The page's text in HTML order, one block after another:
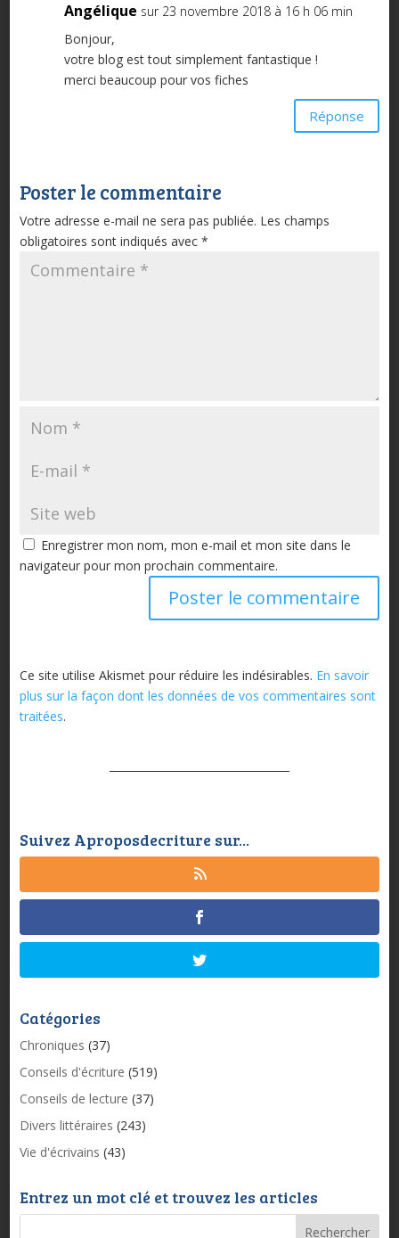
Angélique sur 23 novembre 2018 à 16 h 06 min
Bonjour,
votre blog est tout simplement fantastique !
merci beaucoup pour vos fiches
Réponse
Poster le commentaire
Votre adresse e-mail ne sera pas publiée. Les champs
obligatoires sont indiqués avec *
Enregistrer mon nom, mon e-mail et mon site dans le
navigateur pour mon prochain commentaire.
Ce site utilise Akismet pour réduire les indésirables. En savoir
plus sur la façon dont les données de vos commentaires sont
traitées.
Suivez Aproposdecriture sur...
Catégories
Chroniques (37)
Conseils d'écriture (519)
Conseils de lecture (37)
Divers littéraires (243)
Vie d'écrivains (43)
Entrez un mot clé et trouvez les articles